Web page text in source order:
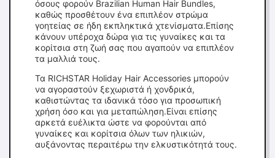
όσους φορούν Brazilian Human Hair Bundles,
καθώς προσθέτουν ένα επιπλέον στρώμα
γοητείας σε ήδη εκπληκτικά χτενίσματα.Επίσης
κάνουν υπέροχα δώρα για τις γυναίκες και τα
κορίτσια στη ζωή σας που αγαπούν να επιπλέον
τα μαλλιά τους.
Τα RICHSTAR Holiday Hair Accessories μπορούν
να αγοραστούν ξεχωριστά ή χονδρικά,
καθιστώντας τα ιδανικά τόσο για προσωπική
χρήση όσο και για μεταπώληση.Είναι επίσης
αρκετά ευέλικτα ώστε να φορούνται από
γυναίκες και κορίτσια όλων των ηλικιών,
αυξάνοντας περαιτέρω την ελκυστικότητά τους.